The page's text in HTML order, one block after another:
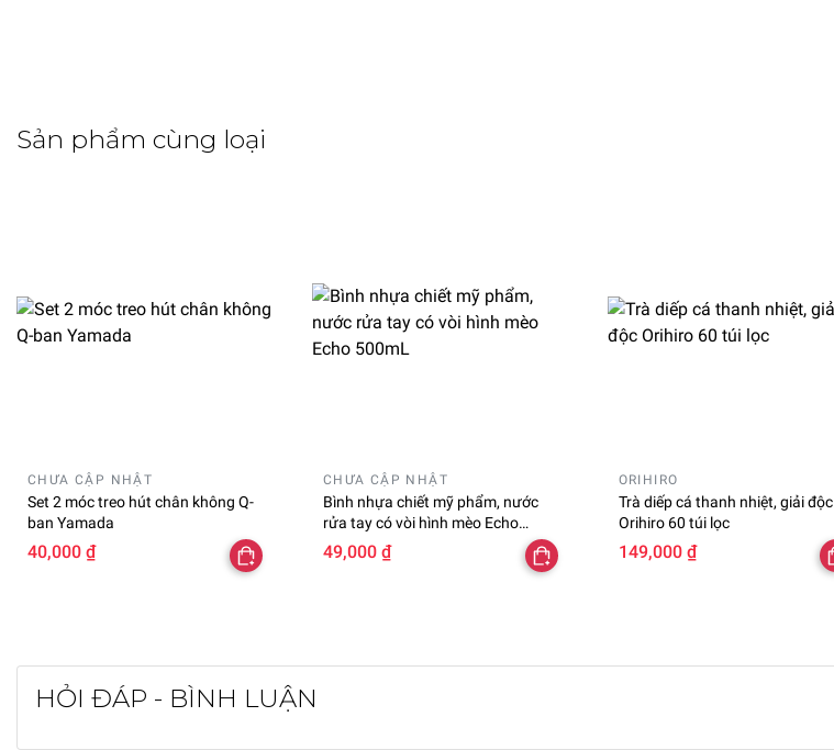
Sản phẩm cùng loại
CHƯA CẬP NHẬT
Set 2 móc treo hút chân không Q-
ban Yamada
40,000 ₫
CHƯA CẬP NHẬT
Bình nhựa chiết mỹ phẩm, nước
rửa tay có vòi hình mèo Echo
500mL
49,000 ₫
ORIHIRO
Trà diếp cá thanh nhiệt, giải độc
Orihiro 60 túi lọc
149,000 ₫
HỎI ĐÁP - BÌNH LUẬN